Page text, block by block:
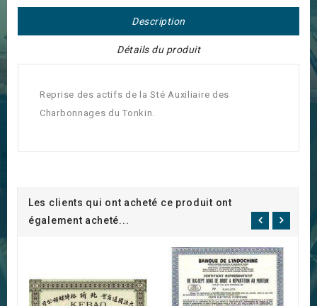
Description
Détails du produit
Reprise des actifs de la Sté Auxiliaire des
Charbonnages du Tonkin.
Les clients qui ont acheté ce produit ont
également acheté...